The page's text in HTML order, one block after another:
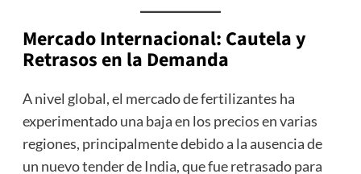
Mercado Internacional: Cautela y
Retrasos en la Demanda
A nivel global, el mercado de fertilizantes ha
experimentado una baja en los precios en varias
regiones, principalmente debido a la ausencia de
un nuevo tender de India, que fue retrasado para